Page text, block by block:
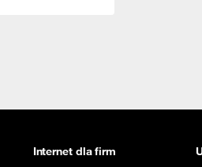
Internet dla firm